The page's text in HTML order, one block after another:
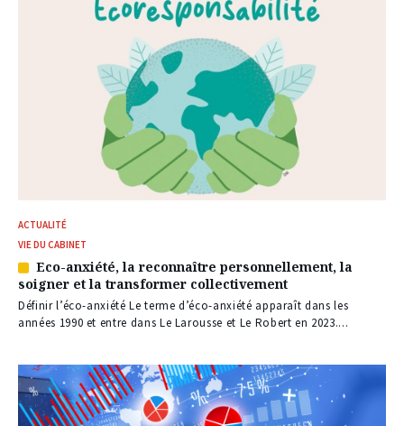
ACTUALITÉ
VIE DU CABINET
Article
réservé
à
nos
Eco-anxiété, la reconnaître personnellement, la
soigner et la transformer collectivement
Définir l’éco-anxiété Le terme d’éco-anxiété apparaît dans les
années 1990 et entre dans Le Larousse et Le Robert en 2023....